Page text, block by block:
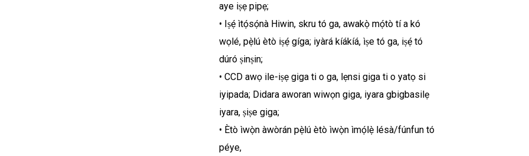
aye iṣẹ pipẹ;
• Iṣẹ́ ìtọ́sọ́nà Hiwin, skru tó ga, awakọ̀ mọ́tò tí a kó
wọlé, pẹ̀lú ètò iṣẹ́ gíga; iyàrá kíákíá, ìṣe tó ga, iṣẹ́ tó
dúró ṣinṣin;
• CCD awọ ile-iṣẹ giga ti o ga, lẹnsi giga ti o yatọ si
iyipada; Didara aworan wiwọn giga, iyara gbigbasilẹ
iyara, ṣiṣe giga;
• Ètò ìwọ̀n àwòrán pẹ̀lú ètò ìwọ̀n ìmọ́lẹ̀ lésà/fúnfun tó
péye,